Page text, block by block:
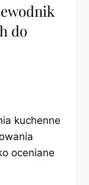
do
kuchenne
oceniane